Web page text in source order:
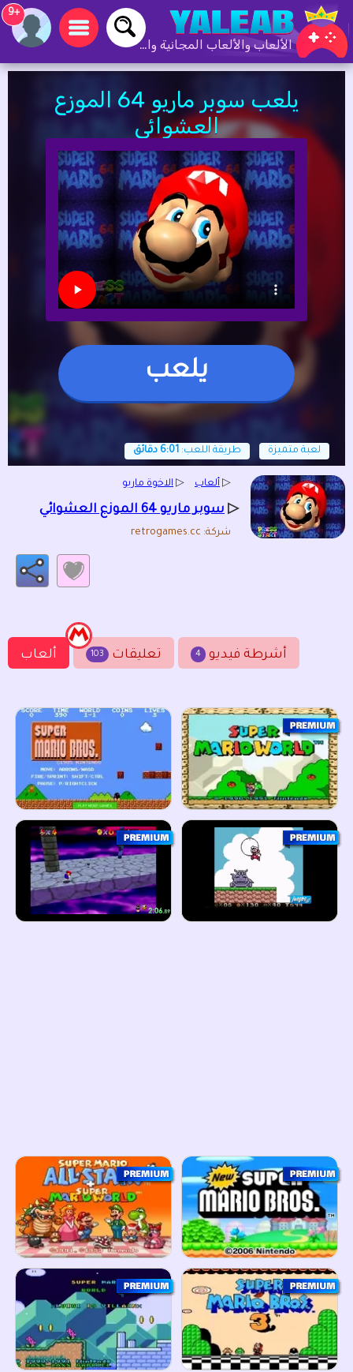
الألعاب والألعاب المجانية والألعاب عبر الإنترنت
+9
يلعب سوبر ماريو 64 الموزع
العشوائي
يلعب
لعبة متميزة طريقة اللعب: 6:01 دقائق
▷ ألعاب ▷ الاخوة ماريو
▷ سوبر ماريو 64 الموزع العشوائي
شركة: retrogames.cc
ألعاب 103 تعليقات 4 أشرطة فيديو